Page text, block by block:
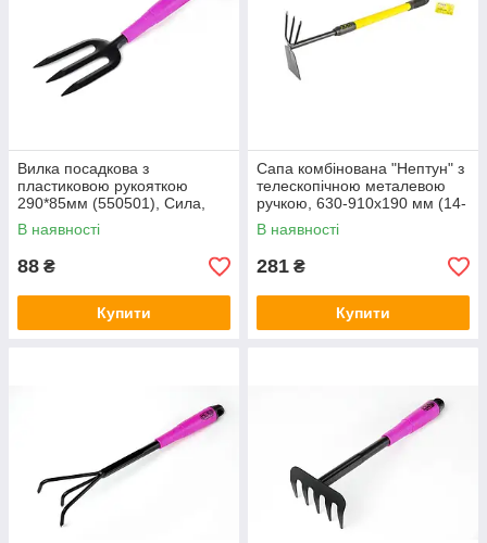
Вилка посадкова з
пластиковою рукояткою
290*85мм (550501), Сила,
Арт.61601
В наявності
88 ₴
Купити
Сапа комбінована "Нептун" з
телескопічною металевою
ручкою, 630-910х190 мм (14-
6176), MASTERTOOL,
Арт.51325
В наявності
281 ₴
Купити